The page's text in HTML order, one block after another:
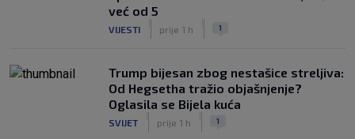
već od 5
VIJESTI prije 1 h 1
Trump bijesan zbog nestašice streljiva:
Od Hegsetha tražio objašnjenje?
Oglasila se Bijela kuća
SVIJET prije 1 h 1